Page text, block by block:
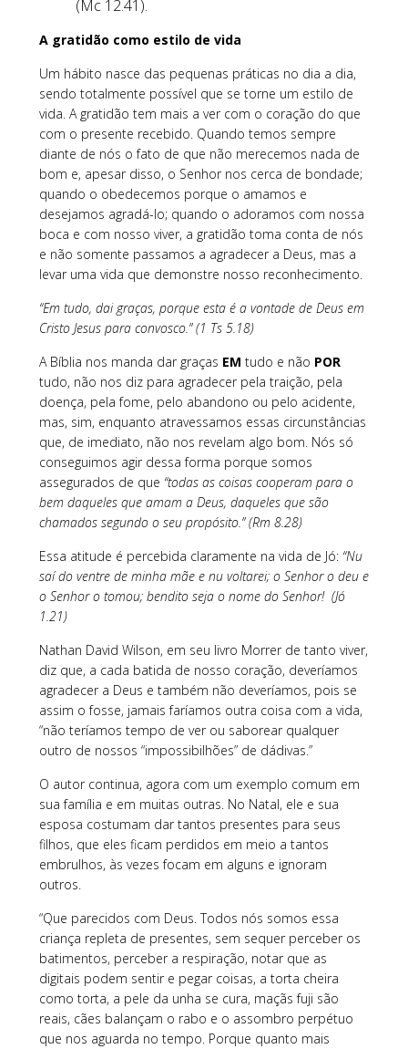
(Mc 12.41).
A gratidão como estilo de vida
Um hábito nasce das pequenas práticas no dia a dia,
sendo totalmente possível que se torne um estilo de
vida. A gratidão tem mais a ver com o coração do que
com o presente recebido. Quando temos sempre
diante de nós o fato de que não merecemos nada de
bom e, apesar disso, o Senhor nos cerca de bondade;
quando o obedecemos porque o amamos e
desejamos agradá-lo; quando o adoramos com nossa
boca e com nosso viver, a gratidão toma conta de nós
e não somente passamos a agradecer a Deus, mas a
levar uma vida que demonstre nosso reconhecimento.
“Em tudo, dai graças, porque esta é a vontade de Deus em
Cristo Jesus para convosco.” (1 Ts 5.18)
A Bíblia nos manda dar graças EM tudo e não POR
tudo, não nos diz para agradecer pela traição, pela
doença, pela fome, pelo abandono ou pelo acidente,
mas, sim, enquanto atravessamos essas circunstâncias
que, de imediato, não nos revelam algo bom. Nós só
conseguimos agir dessa forma porque somos
assegurados de que “todas as coisas cooperam para o
bem daqueles que amam a Deus, daqueles que são
chamados segundo o seu propósito.” (Rm 8.28)
Essa atitude é percebida claramente na vida de Jó: “Nu
saí do ventre de minha mãe e nu voltarei; o Senhor o deu e
o Senhor o tomou; bendito seja o nome do Senhor! (Jó
1.21)
Nathan David Wilson, em seu livro Morrer de tanto viver,
diz que, a cada batida de nosso coração, deveríamos
agradecer a Deus e também não deveríamos, pois se
assim o fosse, jamais faríamos outra coisa com a vida,
“não teríamos tempo de ver ou saborear qualquer
outro de nossos “impossibilhões” de dádivas.”
O autor continua, agora com um exemplo comum em
sua família e em muitas outras. No Natal, ele e sua
esposa costumam dar tantos presentes para seus
filhos, que eles ficam perdidos em meio a tantos
embrulhos, às vezes focam em alguns e ignoram
outros.
“Que parecidos com Deus. Todos nós somos essa
criança repleta de presentes, sem sequer perceber os
batimentos, perceber a respiração, notar que as
digitais podem sentir e pegar coisas, a torta cheira
como torta, a pele da unha se cura, maçãs fuji são
reais, cães balançam o rabo e o assombro perpétuo
que nos aguarda no tempo. Porque quanto mais